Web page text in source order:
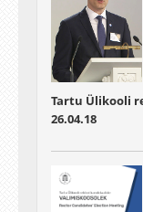
Tartu Ülikooli
26.04.18